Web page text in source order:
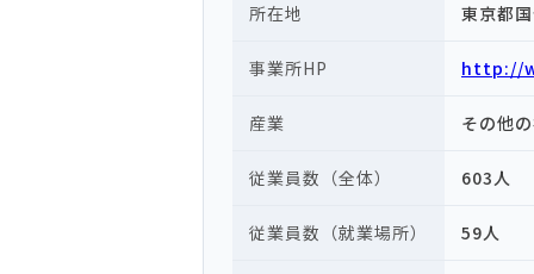
所在地 東京都
事業所HP http://
産業 その他
従業員数（全体） 603人
従業員数（就業場所） 59人